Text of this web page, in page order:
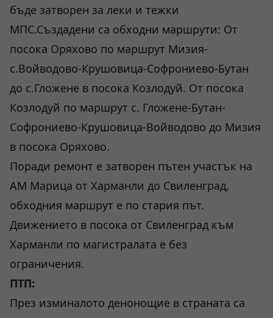
бъде затворен за леки и тежки
МПС.Създадени са обходни маршрути: От
посока Оряхово по маршрут Мизия-
с.Войводово-Крушовица-Софрониево-Бутан
до с.Гложене в посока Козлодуй. От посока
Козлодуй по маршрут с. Гложене-Бутан-
Софрониево-Крушовица-Войводово до Мизия
в посока Оряхово.
Поради ремонт е затворен пътен участък на
АМ Марица от Харманли до Свиленград,
обходния маршрут е по стария път.
Движението в посока от Свиленград към
Харманли по магистралата е без
ограничения.
ПТП:
През изминалото денонощие в страната са